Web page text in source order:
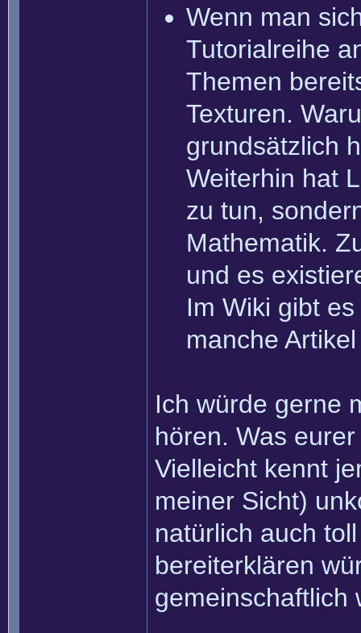
Wenn man
Tutorialreihe
Themen
Texturen.
grundsätzlich
Weiterhin hat
zu tun,
Mathematik.
und es
Im Wiki gibt
manche
Ich würde gerne
hören. Was
Vielleicht kennt
meiner Sicht)
natürlich auch
bereiterklären
gemeinschaftlich